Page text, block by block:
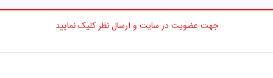
جهت عضویت در سایت و ارسال نظر کلیک نمایید